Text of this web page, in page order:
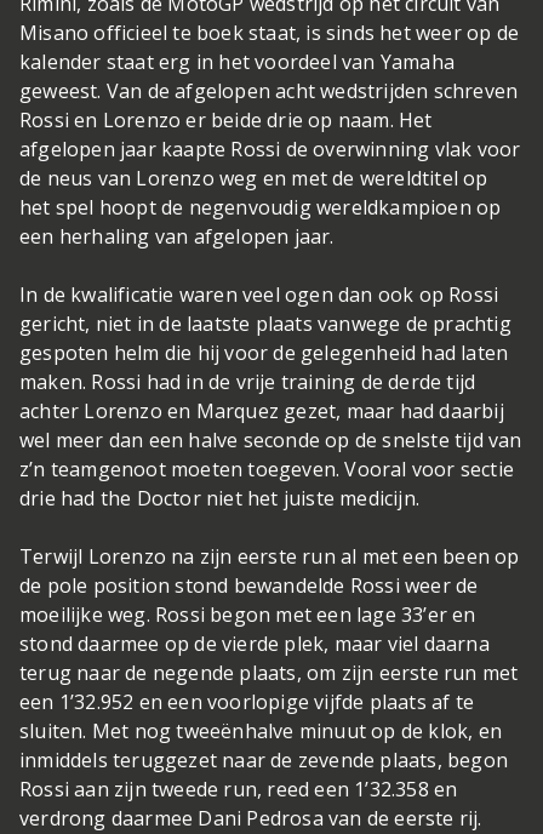
Misano officieel te boek staat, is sinds het weer op de
kalender staat erg in het voordeel van Yamaha
geweest. Van de afgelopen acht wedstrijden schreven
Rossi en Lorenzo er beide drie op naam. Het
afgelopen jaar kaapte Rossi de overwinning vlak voor
de neus van Lorenzo weg en met de wereldtitel op
het spel hoopt de negenvoudig wereldkampioen op
een herhaling van afgelopen jaar.
In de kwalificatie waren veel ogen dan ook op Rossi
gericht, niet in de laatste plaats vanwege de prachtig
gespoten helm die hij voor de gelegenheid had laten
maken. Rossi had in de vrije training de derde tijd
achter Lorenzo en Marquez gezet, maar had daarbij
wel meer dan een halve seconde op de snelste tijd van
z’n teamgenoot moeten toegeven. Vooral voor sectie
drie had the Doctor niet het juiste medicijn.
Terwijl Lorenzo na zijn eerste run al met een been op
de pole position stond bewandelde Rossi weer de
moeilijke weg. Rossi begon met een lage 33’er en
stond daarmee op de vierde plek, maar viel daarna
terug naar de negende plaats, om zijn eerste run met
een 1’32.952 en een voorlopige vijfde plaats af te
sluiten. Met nog tweeënhalve minuut op de klok, en
inmiddels teruggezet naar de zevende plaats, begon
Rossi aan zijn tweede run, reed een 1’32.358 en
verdrong daarmee Dani Pedrosa van de eerste rij.